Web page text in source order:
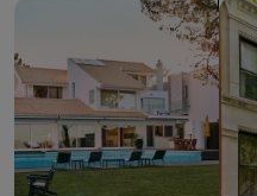
Suche nach Ferienhäusern